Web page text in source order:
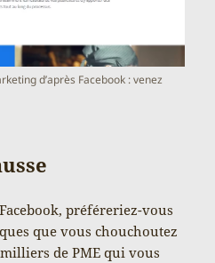
d’après Facebook : venez
préféreriez-vous
que vous chouchoutez
de PME qui vous